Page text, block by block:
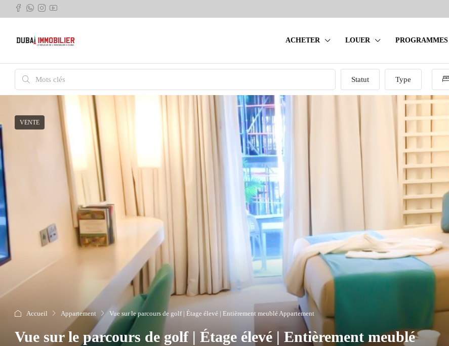
ACHETER LOUER PROGRAMMES
Statut Type
VENTE
Accueil Appartement Vue sur le parcours de golf | Étage élevé | Entièrement meublé Appartement
Vue sur le parcours de golf | Étage élevé | Entièrement meublé